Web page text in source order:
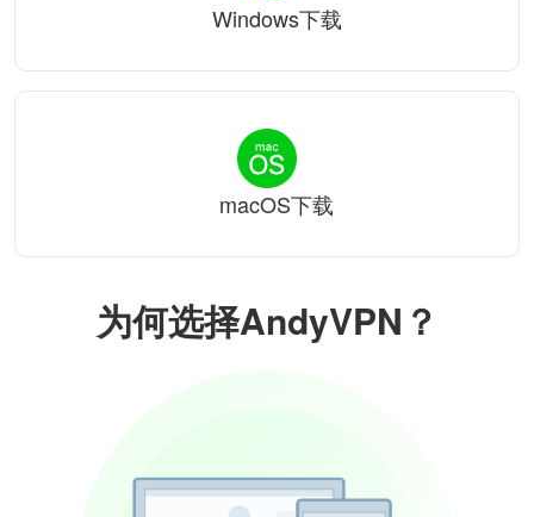
为何选择AndyVPN？
Windows下载
macOS下载